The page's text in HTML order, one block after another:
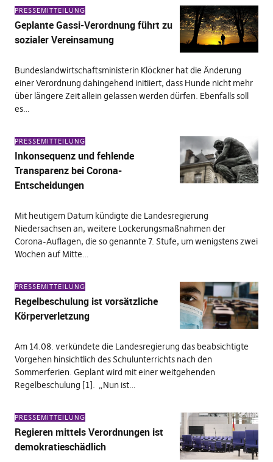
PRESSEMITTEILUNG
Geplante Gassi-Verordnung führt zu
sozialer Vereinsamung
Bundeslandwirtschaftsministerin Klöckner hat die Änderung
einer Verordnung dahingehend initiiert, dass Hunde nicht mehr
über längere Zeit allein gelassen werden dürfen. Ebenfalls soll
es…
PRESSEMITTEILUNG
Inkonsequenz und fehlende
Transparenz bei Corona-
Entscheidungen
Mit heutigem Datum kündigte die Landesregierung
Niedersachsen an, weitere Lockerungsmaßnahmen der
Corona-Auflagen, die so genannte 7. Stufe, um wenigstens zwei
Wochen auf Mitte…
PRESSEMITTEILUNG
Regelbeschulung ist vorsätzliche
Körperverletzung
Am 14.08. verkündete die Landesregierung das beabsichtigte
Vorgehen hinsichtlich des Schulunterrichts nach den
Sommerferien. Geplant wird mit einer weitgehenden
Regelbeschulung [1]. „Nun ist…
PRESSEMITTEILUNG
Regieren mittels Verordnungen ist
demokratieschädlich